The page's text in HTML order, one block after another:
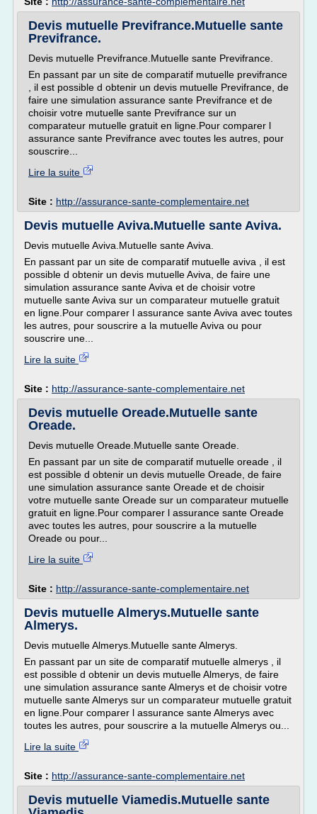
Devis mutuelle Previfrance.Mutuelle sante
Previfrance.
Devis mutuelle Previfrance.Mutuelle sante Previfrance.
En passant par un site de comparatif mutuelle previfrance
, il est possible d obtenir un devis mutuelle Previfrance, de
faire une simulation assurance sante Previfrance et de
choisir votre mutuelle sante Previfrance sur un
comparateur mutuelle gratuit en ligne.Pour comparer l
assurance sante Previfrance avec toutes les autres, pour
souscrire...
Lire la suite
Site : http://assurance-sante-complementaire.net
Devis mutuelle Aviva.Mutuelle sante Aviva.
Devis mutuelle Aviva.Mutuelle sante Aviva.
En passant par un site de comparatif mutuelle aviva , il est
possible d obtenir un devis mutuelle Aviva, de faire une
simulation assurance sante Aviva et de choisir votre
mutuelle sante Aviva sur un comparateur mutuelle gratuit
en ligne.Pour comparer l assurance sante Aviva avec toutes
les autres, pour souscrire a la mutuelle Aviva ou pour
souscrire une...
Lire la suite
Site : http://assurance-sante-complementaire.net
Devis mutuelle Oreade.Mutuelle sante
Oreade.
Devis mutuelle Oreade.Mutuelle sante Oreade.
En passant par un site de comparatif mutuelle oreade , il
est possible d obtenir un devis mutuelle Oreade, de faire
une simulation assurance sante Oreade et de choisir
votre mutuelle sante Oreade sur un comparateur mutuelle
gratuit en ligne.Pour comparer l assurance sante Oreade
avec toutes les autres, pour souscrire a la mutuelle
Oreade ou pour...
Lire la suite
Site : http://assurance-sante-complementaire.net
Devis mutuelle Almerys.Mutuelle sante
Almerys.
Devis mutuelle Almerys.Mutuelle sante Almerys.
En passant par un site de comparatif mutuelle almerys , il
est possible d obtenir un devis mutuelle Almerys, de faire
une simulation assurance sante Almerys et de choisir votre
mutuelle sante Almerys sur un comparateur mutuelle gratuit
en ligne.Pour comparer l assurance sante Almerys avec
toutes les autres, pour souscrire a la mutuelle Almerys ou...
Lire la suite
Site : http://assurance-sante-complementaire.net
Devis mutuelle Viamedis.Mutuelle sante